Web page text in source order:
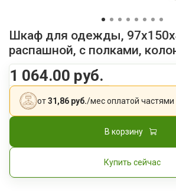
Шкаф для одежды,
распашной, с полками,
1 064.00 руб.
от31,86 руб./месоплатой частями
В корзину
Купить сейчас